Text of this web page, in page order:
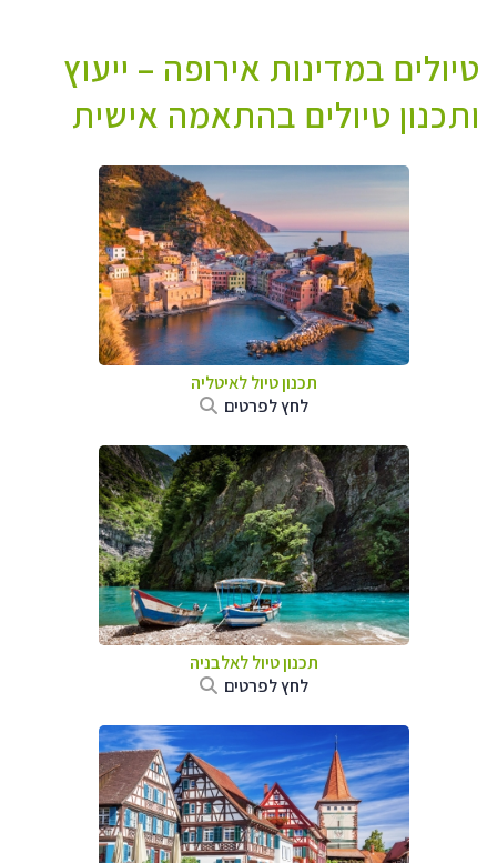
טיולים במדינות אירופה – ייעוץ
ותכנון טיולים בהתאמה אישית
תכנון טיול לאיטליה
לחץ לפרטים
תכנון טיול לאלבניה
לחץ לפרטים